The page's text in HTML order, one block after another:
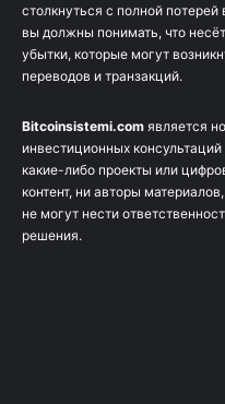
столкнуться с полной
вы должны понимать, что
убытки, которые могут
переводов и транзакций.
Bitcoinsistemi.com является
инвестиционных
какие-либо проекты или
контент, ни авторы
не могут нести
решения.